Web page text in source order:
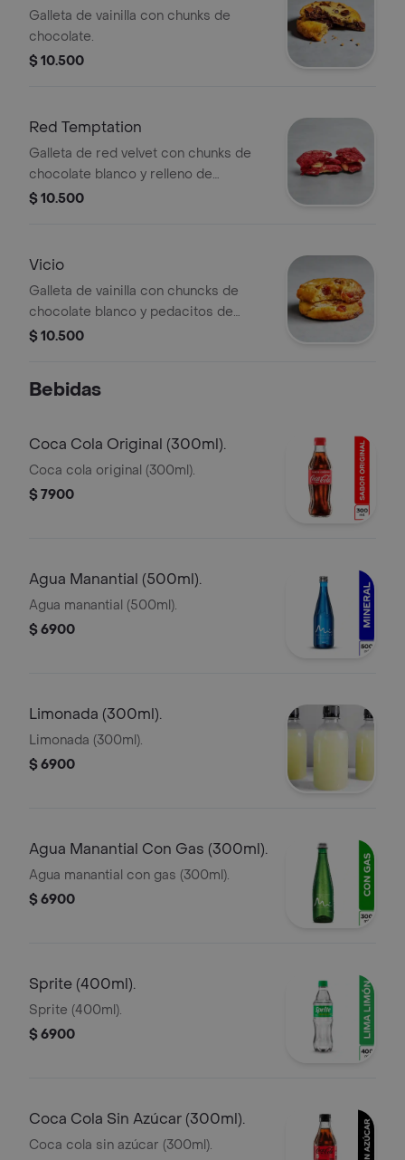
Galleta de vainilla con chunks de
chocolate.
$ 10.500
Red Temptation
Galleta de red velvet con chunks de
chocolate blanco y relleno de
cheesecake.
$ 10.500
Vicio
Galleta de vainilla con chuncks de
chocolate blanco y pedacitos de
bocadillo.
$ 10.500
Bebidas
Coca Cola Original (300ml).
Coca cola original (300ml).
$ 7900
Agua Manantial (500ml).
Agua manantial (500ml).
$ 6900
Limonada (300ml).
Limonada (300ml).
$ 6900
Agua Manantial Con Gas (300ml).
Agua manantial con gas (300ml).
$ 6900
Sprite (400ml).
Sprite (400ml).
$ 6900
Coca Cola Sin Azúcar (300ml).
Coca cola sin azúcar (300ml).